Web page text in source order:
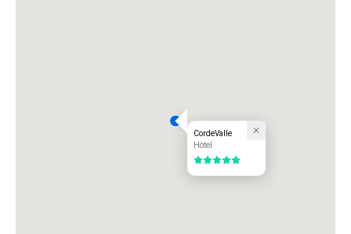
CordeValle
Hôtel
5 sur 5